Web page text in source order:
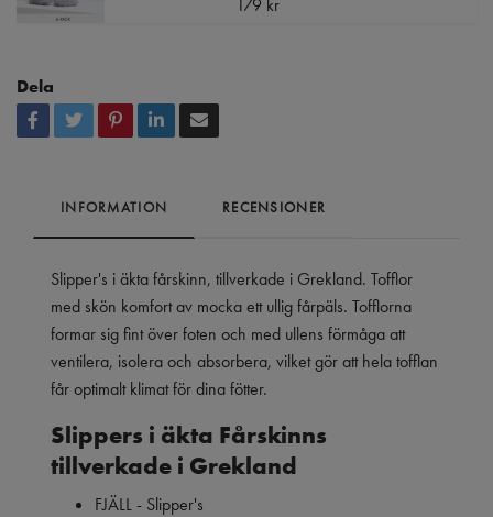
179 kr
Dela
INFORMATION RECENSIONER
Slipper's i äkta fårskinn, tillverkade i Grekland. Tofflor
med skön komfort av mocka ett ullig fårpäls. Tofflorna
formar sig fint över foten och med ullens förmåga att
ventilera, isolera och absorbera, vilket gör att hela tofflan
får optimalt klimat för dina fötter.
Slippers i äkta Fårskinns
tillverkade i Grekland
FJÄLL - Slipper's